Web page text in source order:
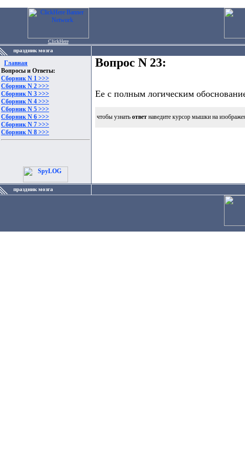
ClickHere
праздник мозга
Главная
Вопросы и Ответы:
Сборник N 1 >>>
Сборник N 2 >>>
Сборник N 3 >>>
Сборник N 4 >>>
Сборник N 5 >>>
Сборник N 6 >>>
Сборник N 7 >>>
Сборник N 8 >>>
Вопрос N 23:
Ее с полным логическим
чтобы узнать ответ наведите курсор мышки на
праздник мозга